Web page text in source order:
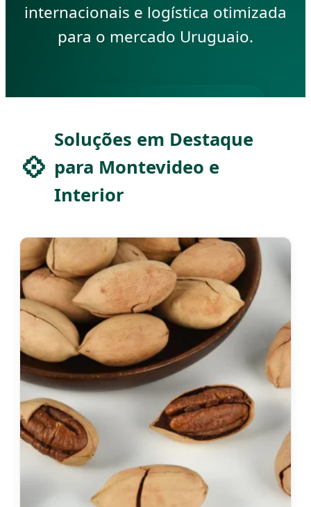
internacionais e logística otimizada
para o mercado Uruguaio.
Soluções em Destaque
para Montevideo e
Interior